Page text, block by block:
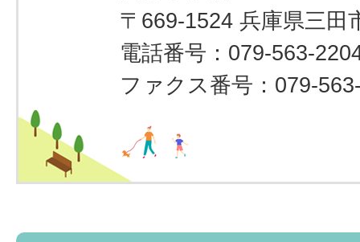
〒669-1524 兵庫県三田
電話番号：079-563-
ファクス番号：079-